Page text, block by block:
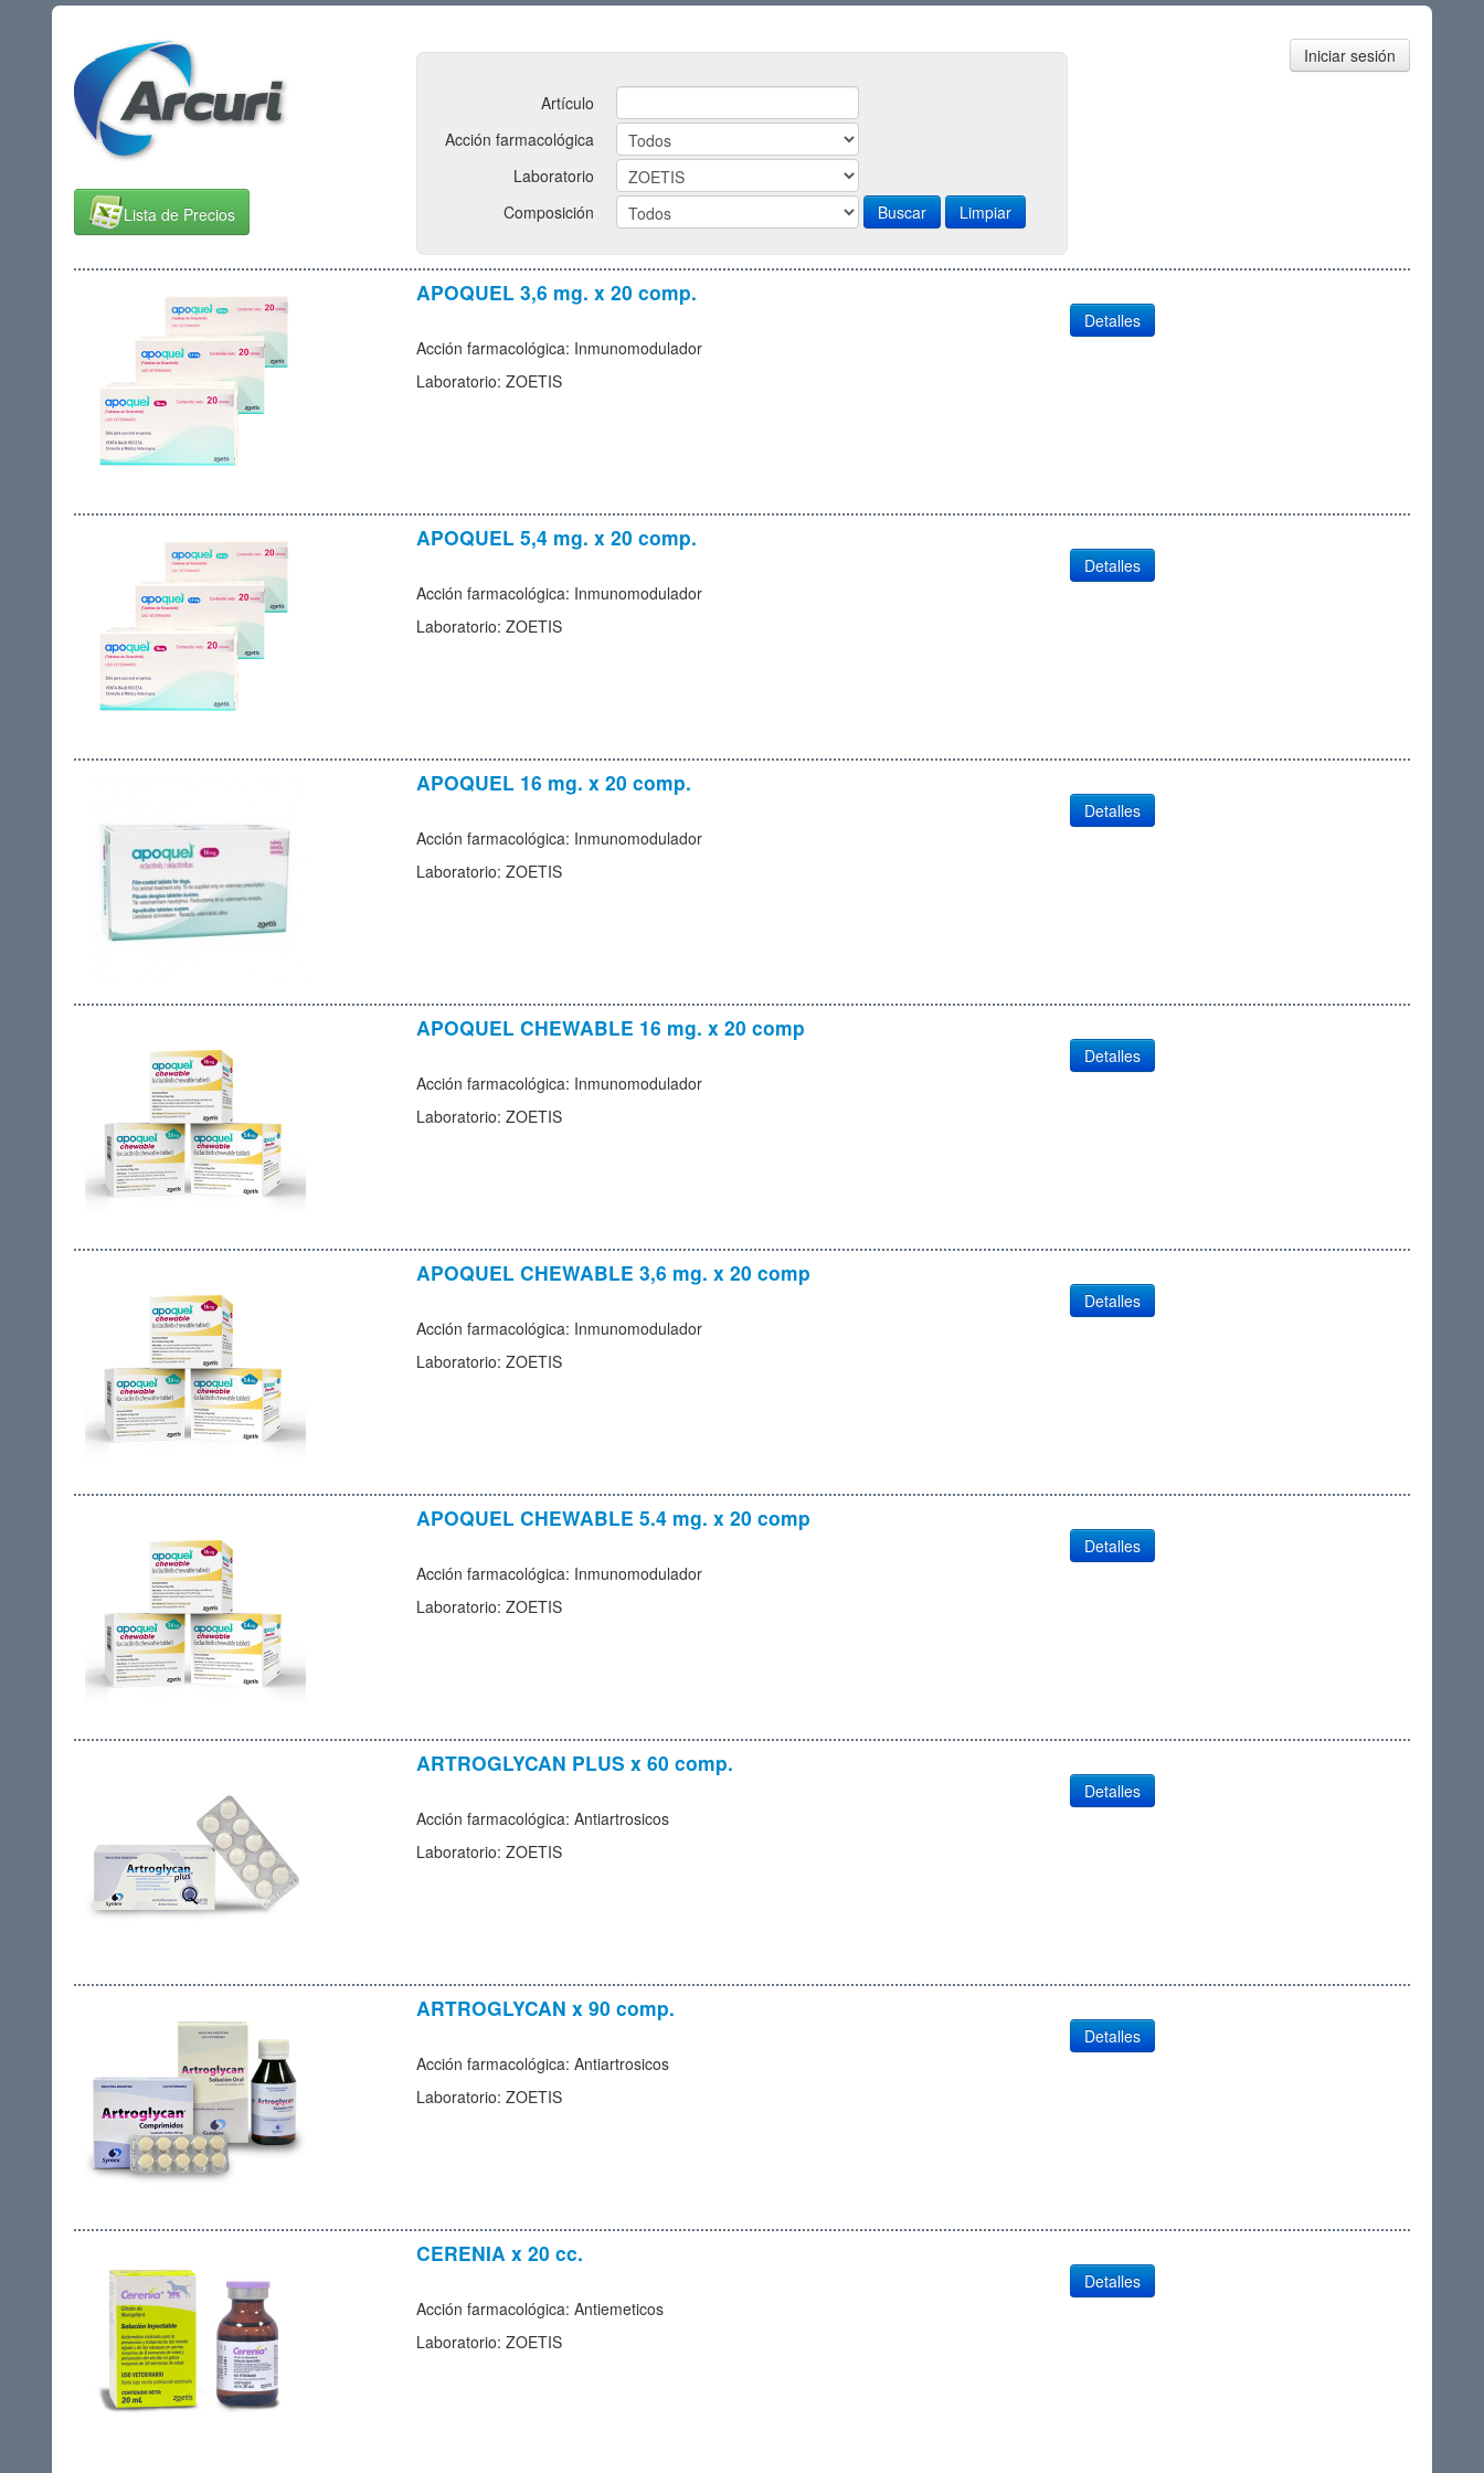
Lista de Precios
Artículo
Acción farmacológica
Laboratorio
Composición
Limpiar
Iniciar sesión
APOQUEL 3,6 mg. x 20 comp.
Detalles
Acción farmacológica: Inmunomodulador
Laboratorio: ZOETIS
APOQUEL 5,4 mg. x 20 comp.
Detalles
Acción farmacológica: Inmunomodulador
Laboratorio: ZOETIS
APOQUEL 16 mg. x 20 comp.
Detalles
Acción farmacológica: Inmunomodulador
Laboratorio: ZOETIS
APOQUEL CHEWABLE 16 mg. x 20 comp
Detalles
Acción farmacológica: Inmunomodulador
Laboratorio: ZOETIS
APOQUEL CHEWABLE 3,6 mg. x 20 comp
Detalles
Acción farmacológica: Inmunomodulador
Laboratorio: ZOETIS
APOQUEL CHEWABLE 5.4 mg. x 20 comp
Detalles
Acción farmacológica: Inmunomodulador
Laboratorio: ZOETIS
ARTROGLYCAN PLUS x 60 comp.
Detalles
Acción farmacológica: Antiartrosicos
Laboratorio: ZOETIS
ARTROGLYCAN x 90 comp.
Detalles
Acción farmacológica: Antiartrosicos
Laboratorio: ZOETIS
CERENIA x 20 cc.
Detalles
Acción farmacológica: Antiemeticos
Laboratorio: ZOETIS